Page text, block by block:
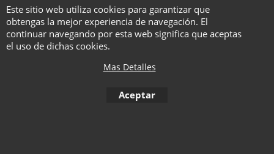
Con Vídeo
Instrucciones en español
Haga "click" aquí
Con DVD
Instrucciones en español.
Este sitio web utiliza cookies para garantizar que
obtengas la mejor experiencia de navegación. El
continuar navegando por esta web significa que aceptas
el uso de dichas cookies.
Mas Detalles
Aceptar